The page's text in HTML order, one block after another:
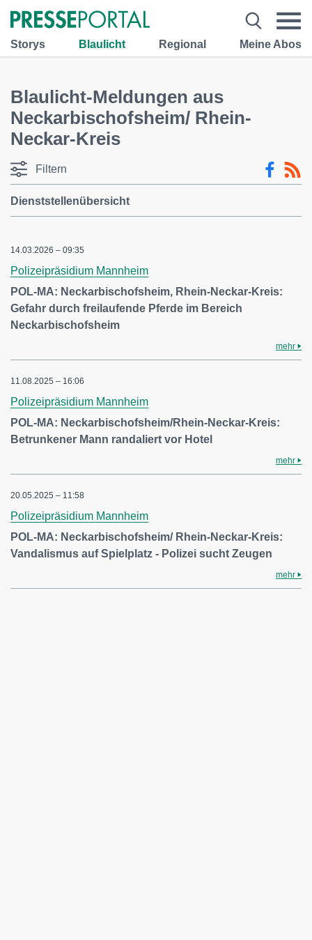
Storys Blaulicht Regional Meine Abos
Blaulicht-Meldungen aus
Neckarbischofsheim/ Rhein-
Neckar-Kreis
Filtern
Dienststellenübersicht
14.03.2026 – 09:35
Polizeipräsidium Mannheim
POL-MA: Neckarbischofsheim, Rhein-Neckar-Kreis:
Gefahr durch freilaufende Pferde im Bereich
Neckarbischofsheim
mehr
11.08.2025 – 16:06
Polizeipräsidium Mannheim
POL-MA: Neckarbischofsheim/Rhein-Neckar-Kreis:
Betrunkener Mann randaliert vor Hotel
mehr
20.05.2025 – 11:58
Polizeipräsidium Mannheim
POL-MA: Neckarbischofsheim/ Rhein-Neckar-Kreis:
Vandalismus auf Spielplatz - Polizei sucht Zeugen
mehr